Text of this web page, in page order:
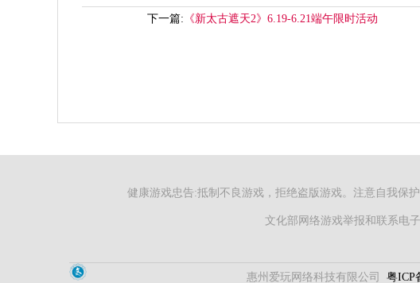
下一篇: 《新太古遮天2》6.19-6.21端午限时活动
健康游戏忠告:抵制不良游戏，拒绝盗版游戏。注意自我保
文化部网络游戏举报和联系电
惠州爱玩网络科技有限公司 粤ICP